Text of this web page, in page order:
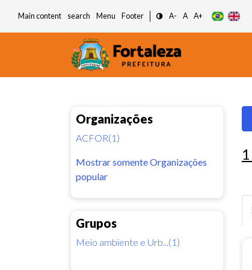
Main content search Menu Footer A- A A+
Organizações
ACFOR(1)
Mostrar somente Organizações
popular
Grupos
Meio ambiente e Urb...(1)
1